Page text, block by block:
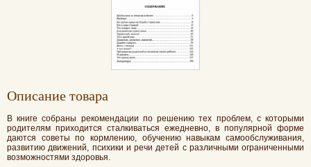
Oписание товара
В книге собраны рекомендации по решению тех проблем, с которыми
родителям приходится сталкиваться ежедневно, в популярной форме
даются советы по кормлению, обучению навыкам самообслуживания,
развитию движений, психики и речи детей с различными ограниченными
возможностями здоровья.